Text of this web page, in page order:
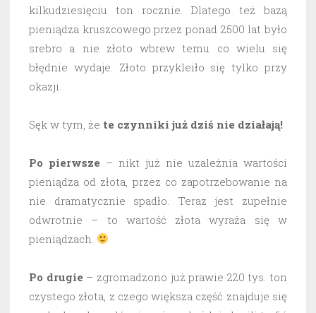
kilkudziesięciu ton rocznie. Dlatego też bazą
pieniądza kruszcowego przez ponad 2500 lat było
srebro a nie złoto wbrew temu co wielu się
błędnie wydaje. Złoto przykleiło się tylko przy
okazji.
Sęk w tym, że te czynniki już dziś nie działają!
Po pierwsze – nikt już nie uzależnia wartości
pieniądza od złota, przez co zapotrzebowanie na
nie dramatycznie spadło. Teraz jest zupełnie
odwrotnie – to wartość złota wyraża się w
pieniądzach.
Po drugie – zgromadzono już prawie 220 tys. ton
czystego złota, z czego większa część znajduje się